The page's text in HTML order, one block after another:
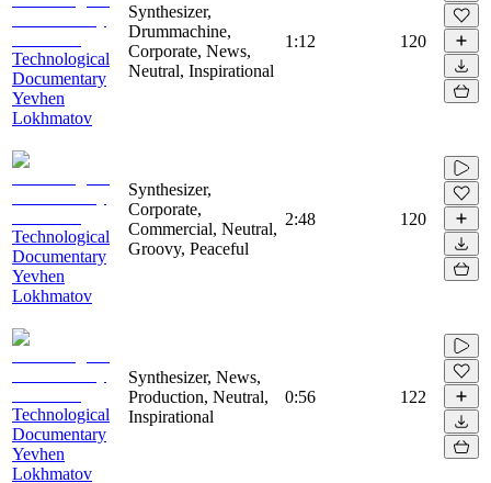
Technological
Documentary
Yevhen
Lokhmatov
Synthesizer,
Drummachine,
Corporate, News,
Neutral, Inspirational
1:12 120
Technological
Documentary
Yevhen
Lokhmatov
Synthesizer,
Corporate,
Commercial, Neutral,
Groovy, Peaceful
2:48 120
Technological
Documentary
Yevhen
Lokhmatov
Synthesizer, News,
Production, Neutral,
Inspirational
0:56 122